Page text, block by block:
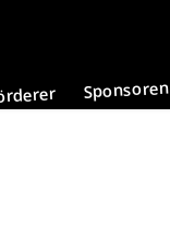
Sponsoren